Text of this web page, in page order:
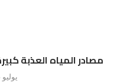
مصادر المياه العذبة
يوليو 25, 2025